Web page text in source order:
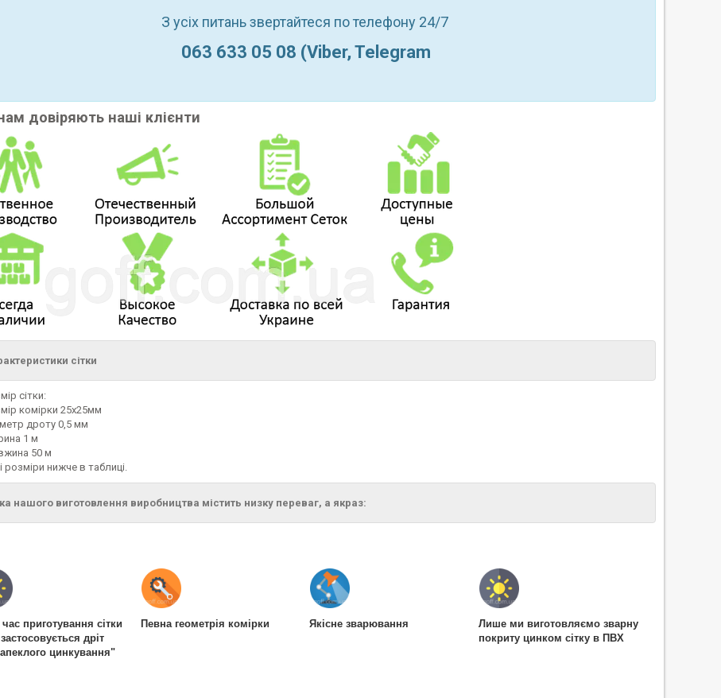
З усіх питань звертайтеся по телефону 24/7
063 633 05 08 (Viber, Telegram
довіряють наші клієнти
сітки
сітки:
комірки 25х25мм
дроту 0,5 мм
1 м
50 м
розміри нижче в таблиці.
нашого виготовлення виробництва містить низку переваг, а якраз:
час приготування сітки
застосовується дріт
цинкування"
Певна геометрія комірки Якісне зварювання
Лише ми виготовляємо зварну
покриту цинком сітку в ПВХ